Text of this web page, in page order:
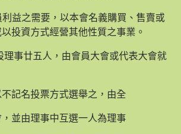
益之需要，以本會名義購買、售賣或
投資方式經營其他性質之事業。
事廿五人，由會員大會或代表大會就
記名投票方式選舉之，由全
並由理事中互選一人為理事